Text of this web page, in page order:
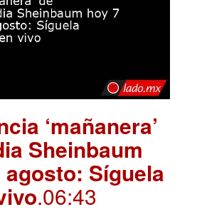
‘mañanera’
Sheinbaum
agosto: Síguela
.06:43